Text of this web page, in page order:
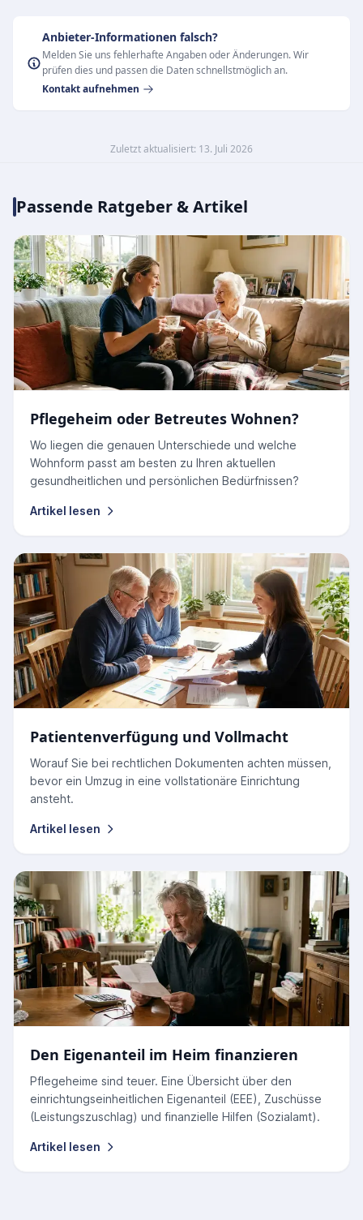
Anbieter-Informationen falsch?
Melden Sie uns fehlerhafte Angaben oder Änderungen. Wir
prüfen dies und passen die Daten schnellstmöglich an.
Kontakt aufnehmen
Zuletzt aktualisiert: 13. Juli 2026
Passende Ratgeber & Artikel
Pflegeheim oder Betreutes Wohnen?
Wo liegen die genauen Unterschiede und welche
Wohnform passt am besten zu Ihren aktuellen
gesundheitlichen und persönlichen Bedürfnissen?
Artikel lesen
Patientenverfügung und Vollmacht
Worauf Sie bei rechtlichen Dokumenten achten müssen,
bevor ein Umzug in eine vollstationäre Einrichtung
ansteht.
Artikel lesen
Den Eigenanteil im Heim finanzieren
Pflegeheime sind teuer. Eine Übersicht über den
einrichtungseinheitlichen Eigenanteil (EEE), Zuschüsse
(Leistungszuschlag) und finanzielle Hilfen (Sozialamt).
Artikel lesen